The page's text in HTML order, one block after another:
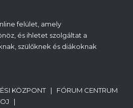
felület, amely
és ihletet szolgáltat a
szülőknek és diákoknak
KÖZPONT | FÓRUM CENTRUM
|